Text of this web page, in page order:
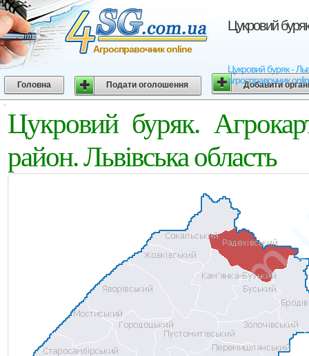
Цукровий
Цукровий буряк -
агросправочник
Агросправочник online
Головна Подати оголошення Добавити
Цукровий буряк.
район. Львівська область